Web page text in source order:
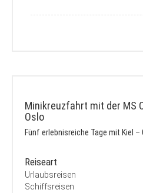
Minikreuzfahrt mit der MS
Oslo
Fünf erlebnisreiche Tage mit Kiel –
Reiseart
Urlaubsreisen
Schiffsreisen